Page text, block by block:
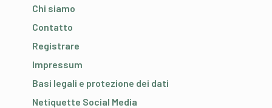
Chi siamo
Contatto
Registrare
Impressum
Basi legali e protezione dei dati
Netiquette Social Media